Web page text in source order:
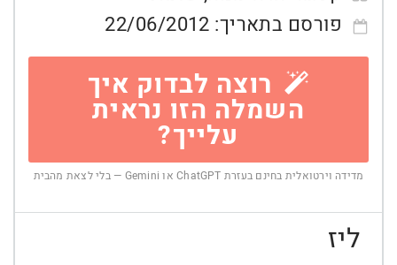
פורסם בתאריך: 22/06/2012
רוצה לבדוק איך
השמלה הזו נראית
עלייך?
מדידה וירטואלית בחינם בעזרת ChatGPT או Gemini — בלי לצאת מהבית
ליז